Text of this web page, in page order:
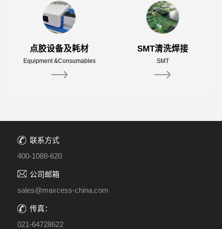
点胶设备及耗材
Equipment &Consumables
SMT清洗焊接
SMT
联系方式
400-1088-620
公司邮箱
sales@maxcess-china.com
传真：
021-64728622